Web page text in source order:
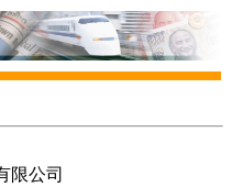
限公司